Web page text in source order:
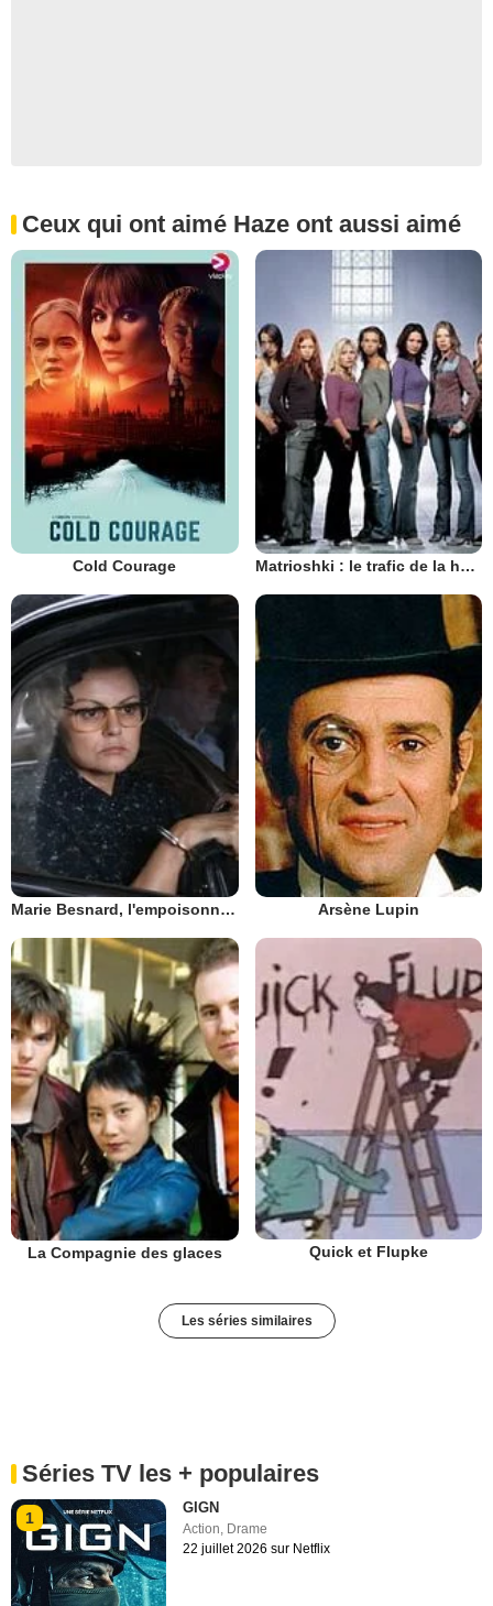
Ceux qui ont aimé Haze ont aussi aimé
Cold Courage Matrioshki : le trafic de la honte
Marie Besnard, l'empoisonneuse... Arsène Lupin
La Compagnie des glaces Quick et Flupke
Les séries similaires
Séries TV les + populaires
1
GIGN
Action, Drame
22 juillet 2026 sur Netflix